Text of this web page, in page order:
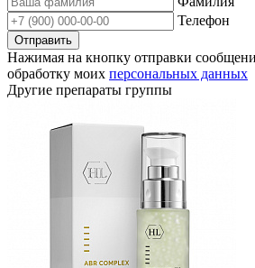
Телефон
Нажимая на кнопку отправки
обработку моих персональных данных
Другие препараты группы